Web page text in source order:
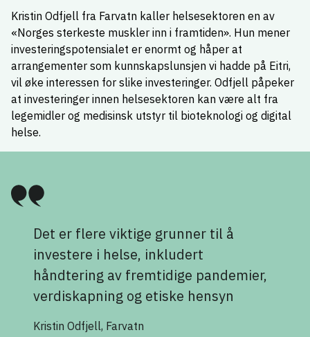
Kristin Odfjell fra Farvatn kaller helsesektoren en av
«Norges sterkeste muskler inn i framtiden». Hun mener
investeringspotensialet er enormt og håper at
arrangementer som kunnskapslunsjen vi hadde på Eitri,
vil øke interessen for slike investeringer. Odfjell påpeker
at investeringer innen helsesektoren kan være alt fra
legemidler og medisinsk utstyr til bioteknologi og digital
helse.
Det er flere viktige grunner til å
investere i helse, inkludert
håndtering av fremtidige pandemier,
verdiskapning og etiske hensyn
Kristin Odfjell, Farvatn